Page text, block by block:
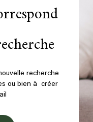
recherche
ou bien à créer